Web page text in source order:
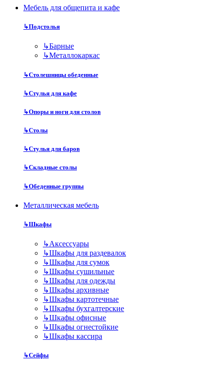
Мебель для общепита и кафе
↳Подстолья
↳Барные
↳Металлокаркас
↳Столешницы обеденные
↳Стулья для кафе
↳Опоры и ноги для столов
↳Столы
↳Стулья для баров
↳Складные столы
↳Обеденные группы
Металлическая мебель
↳Шкафы
↳Аксессуары
↳Шкафы для раздевалок
↳Шкафы для сумок
↳Шкафы сушильные
↳Шкафы для одежды
↳Шкафы архивные
↳Шкафы картотечные
↳Шкафы бухгалтерские
↳Шкафы офисные
↳Шкафы огнестойкие
↳Шкафы кассира
↳Сейфы